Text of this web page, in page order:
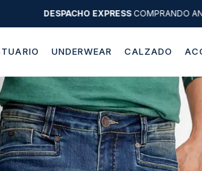
DESPACHO EXPRESSCOMPRANDO
UNDERWEAR CALZADO
Términos
1.
sweater
2.
3.
camisas